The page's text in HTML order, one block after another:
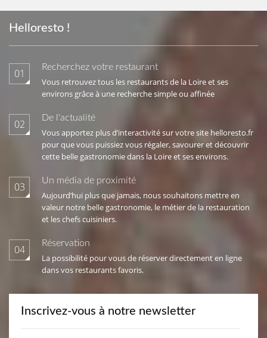
Helloresto !
01 Recherchez votre restaurant
Vous retrouvez tous les restaurants de la Loire et ses
environs grâce à une recherche simple ou affinée
02 De l'actualité
Vous apportez plus d’interactivité sur votre site helloresto.fr
pour que vous puissiez vous régaler, savourer et découvrir
cette belle gastronomie dans la Loire et ses environs.
03 Un média de proximité
Aujourd’hui plus que jamais, nous souhaitons mettre en
valeur notre belle gastronomie, le métier de la restauration
et les chefs cuisiniers.
04 Réservation
La possibilité pour vous de réserver directement en ligne
dans vos restaurants favoris.
Inscrivez-vous à notre newsletter